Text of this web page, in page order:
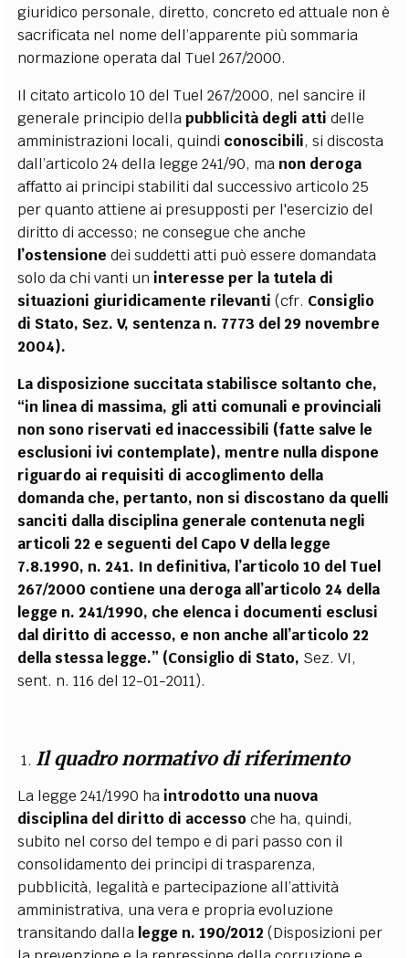
giuridico personale, diretto, concreto ed attuale non è
sacrificata nel nome dell’apparente più sommaria
normazione operata dal Tuel 267/2000.
Il citato articolo 10 del Tuel 267/2000, nel sancire il
generale principio dellapubblicità degli atti delle
amministrazioni locali, quindi conoscibili, si discosta
dall’articolo 24 della legge 241/90, ma non deroga
affatto ai principi stabiliti dal successivo articolo 25
per quanto attiene ai presupposti per l'esercizio del
diritto di accesso; ne consegue che anche
l’ostensione dei suddetti atti può essere domandata
solo da chi vanti un interesse per la tutela di
situazioni giuridicamente rilevanti (cfr. Consiglio
di Stato, Sez. V, sentenza n. 7773 del 29 novembre
2004).
La disposizione succitata stabilisce soltanto che,
“in linea di massima, gli atti comunali e provinciali
non sono riservati ed inaccessibili (fatte salve le
esclusioni ivi contemplate), mentre nulla dispone
riguardo ai requisiti di accoglimento della
domanda che, pertanto, non si discostano da quelli
sanciti dalla disciplina generale contenuta negli
articoli 22 e seguenti del Capo V della legge
7.8.1990, n. 241. In definitiva, l’articolo 10 del Tuel
267/2000 contiene una deroga all’articolo 24 della
legge n. 241/1990, che elenca i documenti esclusi
dal diritto di accesso, e non anche all’articolo 22
della stessa legge.” (Consiglio di Stato, Sez. VI,
sent. n. 116 del 12-01-2011).
Il quadro normativo di riferimento
La legge 241/1990 ha introdotto una nuova
disciplina del diritto di accessoche ha, quindi,
subito nel corso del tempo e di pari passo con il
consolidamento dei principi di trasparenza,
pubblicità, legalità e partecipazione all’attività
amministrativa, una vera e propria evoluzione
transitando dalla legge n. 190/2012(Disposizioni per